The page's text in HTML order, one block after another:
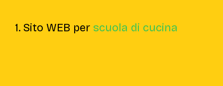
1. Sito WEB per scuola di cucina